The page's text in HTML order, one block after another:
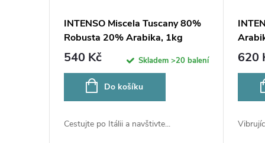
INTENSO Miscela Tuscany 80%
Robusta 20% Arabika, 1kg
speciální edice
540 Kč Skladem>20 balení
Do košíku
Cestujte po Itálii a navštivte...
620